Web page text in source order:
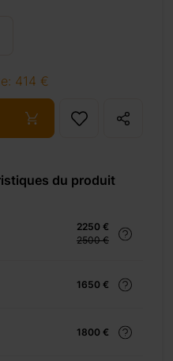
414 €
du produit
2250 €
2500 €
1650 €
1800 €